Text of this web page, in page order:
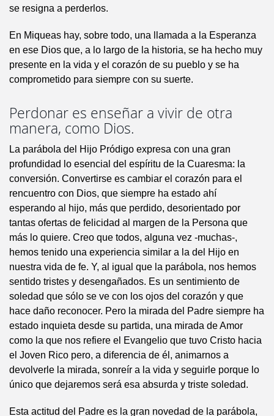
se resigna a perderlos.
En Miqueas hay, sobre todo, una llamada a la Esperanza
en ese Dios que, a lo largo de la historia, se ha hecho muy
presente en la vida y el corazón de su pueblo y se ha
comprometido para siempre con su suerte.
Perdonar es enseñar a vivir de otra
manera, como Dios.
La parábola del Hijo Pródigo expresa con una gran
profundidad lo esencial del espíritu de la Cuaresma: la
conversión. Convertirse es cambiar el corazón para el
rencuentro con Dios, que siempre ha estado ahí
esperando al hijo, más que perdido, desorientado por
tantas ofertas de felicidad al margen de la Persona que
más lo quiere. Creo que todos, alguna vez -muchas-,
hemos tenido una experiencia similar a la del Hijo en
nuestra vida de fe. Y, al igual que la parábola, nos hemos
sentido tristes y desengañados. Es un sentimiento de
soledad que sólo se ve con los ojos del corazón y que
hace daño reconocer. Pero la mirada del Padre siempre ha
estado inquieta desde su partida, una mirada de Amor
como la que nos refiere el Evangelio que tuvo Cristo hacia
el Joven Rico pero, a diferencia de él, animarnos a
devolverle la mirada, sonreír a la vida y seguirle porque lo
único que dejaremos será esa absurda y triste soledad.
Esta actitud del Padre es la gran novedad de la parábola,